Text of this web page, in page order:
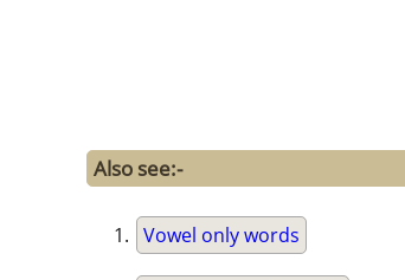
Also see:-
Vowel only words